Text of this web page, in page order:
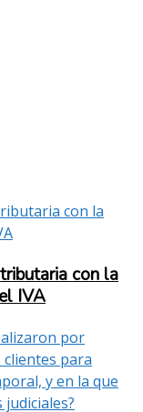
con la
IVA